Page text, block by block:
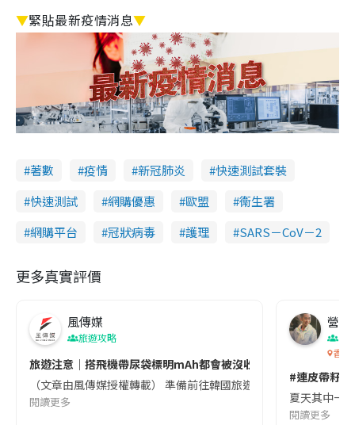
▼緊貼最新疫情消息▼
著數 疫情 新冠肺炎
快速測試套裝
快速測試
網購優惠 歐盟
衞生署
網購平台
冠狀病毒 護理 SARS－CoV－2
更多真實評價
風傳媒
旅遊攻略
旅遊注意｜搭飛機帶尿袋標明mAh都會被沒收😱出發前切記檢查
（文章由風傳媒授權轉載） 準備前往韓國旅遊的民眾，近期要
閱讀更多
營養
香港
#連皮帶籽
夏天其中一
閱讀更多